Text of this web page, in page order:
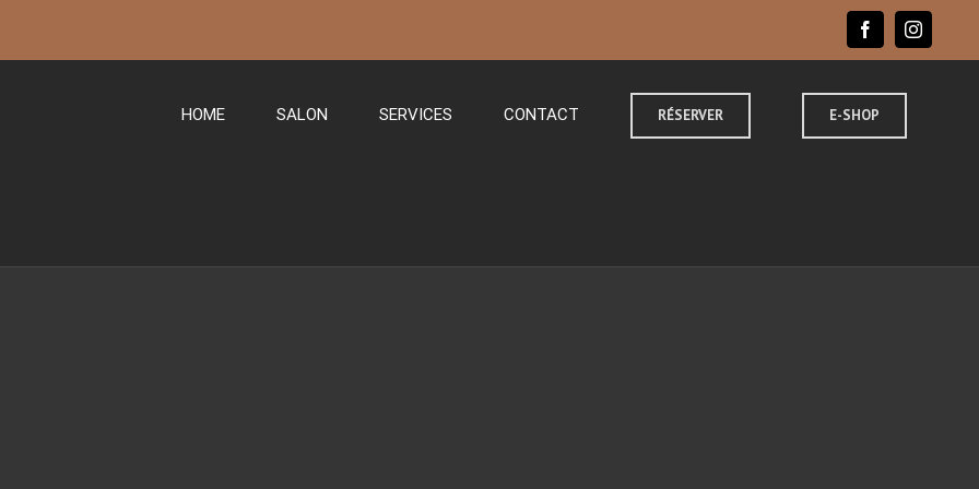
facebook
HOME SALON SERVICES CONTACT RÉSERVER E-SHOP